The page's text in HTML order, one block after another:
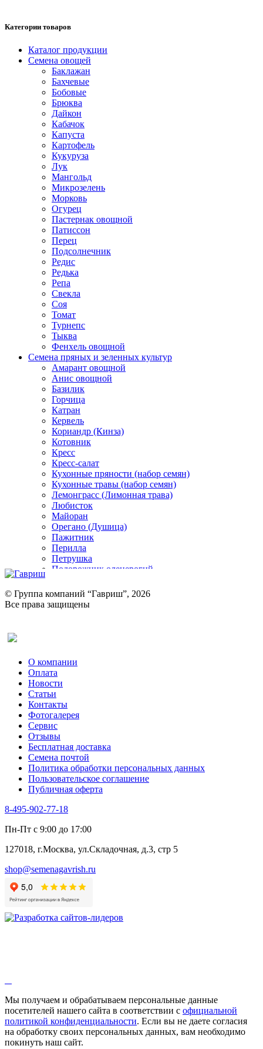
Категории товаров
Каталог продукции
Семена овощей
Баклажан
Бахчевые
Бобовые
Брюква
Дайкон
Кабачок
Капуста
Картофель
Кукуруза
Лук
Мангольд
Микрозелень
Морковь
Огурец
Пастернак овощной
Патиссон
Перец
Подсолнечник
Редис
Редька
Репа
Свекла
Соя
Томат
Турнепс
Тыква
Фенхель овощной
Семена пряных и зеленных культур
Амарант овощной
Анис овощной
Базилик
Горчица
Катран
Кервель
Кориандр (Кинза)
Котовник
Кресс
Кресс-салат
Кухонные пряности (набор семян)
Кухонные травы (набор семян)
Лемонграсс (Лимонная трава)
Любисток
Майоран
Орегано (Душица)
Пажитник
Перилла
Петрушка
Подорожник оленерогий
Ревень
Рукола
Рута
Тмин
Трава для чая
Туласи
Укроп
Фенхель пряный
Хризантема овощная
Цикорий пряный
Цикорий салатный (Витлуф)
Черемша
Шпинат
Щавель
Эндивий
Эстрагон
Алтей
Бессмертник
Валериана
Валерианелла
Гибискус лекарственный
Девясил
Душица
Змееголовник
Мыльнянка
Мята
Овсяный корень
Огуречная трава
Пустырник
© Группа компаний “Гавриш”, 2026
Все права защищены
О компании
Оплата
Новости
Статьи
Контакты
Фотогалерея​
Сервис
Отзывы
Бесплатная доставка
Семена почтой
Политика обработки персональных данных
Пользовательское соглашение
Публичная оферта
8-495-902-77-18
Пн-Пт с 9:00 до 17:00
127018, г.Москва, ул.Складочная, д.3, стр 5
shop@semenagavrish.ru
Мы получаем и обрабатываем персональные данные
посетителей нашего сайта в соответствии с официальной
политикой конфиденциальности. Если вы не даете согласия
на обработку своих персональных данных, вам необходимо
покинуть наш сайт.